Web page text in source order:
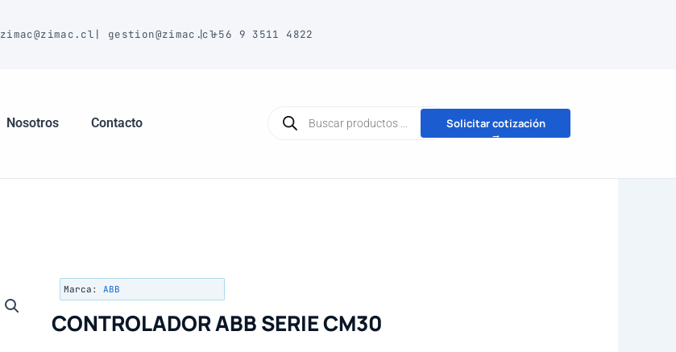
zimac@zimac.cl | gestion@zimac.cl
|+56 9 3511 4822
Nosotros Contacto
productos
Solicitar cotización
→
Marca: ABB
CONTROLADOR ABB SERIE CM30